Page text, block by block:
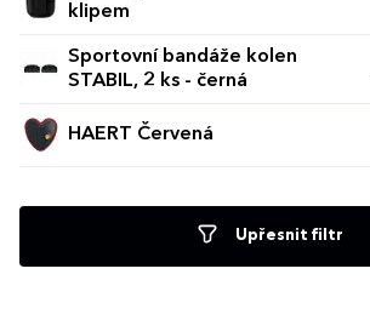
klipem
Sportovní bandáže kolen
STABIL, 2 ks - černá
HAERT Červená
Upřesnit filtr